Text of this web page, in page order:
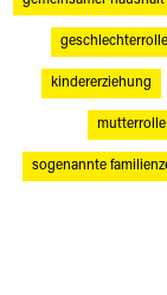
kindererziehung
mutterrolle
sogenannte